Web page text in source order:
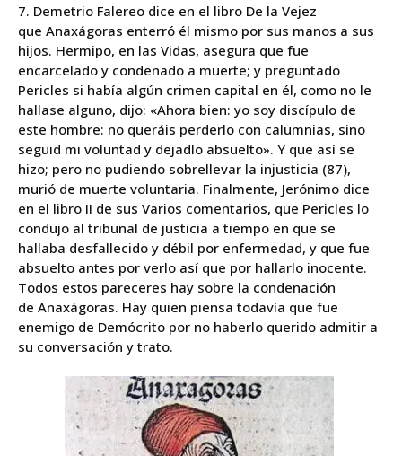
7. Demetrio Falereo dice en el libro De la Vejez
que Anaxágoras enterró él mismo por sus manos a sus
hijos. Hermipo, en las Vidas, asegura que fue
encarcelado y condenado a muerte; y preguntado
Pericles si había algún crimen capital en él, como no le
hallase alguno, dijo: «Ahora bien: yo soy discípulo de
este hombre: no queráis perderlo con calumnias, sino
seguid mi voluntad y dejadlo absuelto». Y que así se
hizo; pero no pudiendo sobrellevar la injusticia (87),
murió de muerte voluntaria. Finalmente, Jerónimo dice
en el libro II de sus Varios comentarios, que Pericles lo
condujo al tribunal de justicia a tiempo en que se
hallaba desfallecido y débil por enfermedad, y que fue
absuelto antes por verlo así que por hallarlo inocente.
Todos estos pareceres hay sobre la condenación
de Anaxágoras. Hay quien piensa todavía que fue
enemigo de Demócrito por no haberlo querido admitir a
su conversación y trato.